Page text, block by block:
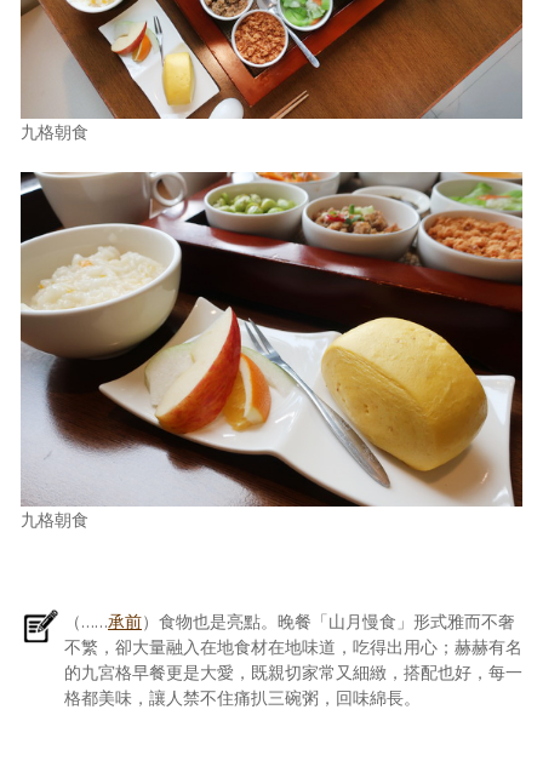
九格朝食
九格朝食
（……承前）食物也是亮點。晚餐「山月慢食」形式雅而不奢
不繁，卻大量融入在地食材在地味道，吃得出用心；赫赫有名
的九宮格早餐更是大愛，既親切家常又細緻，搭配也好，每一
格都美味，讓人禁不住痛扒三碗粥，回味綿長。